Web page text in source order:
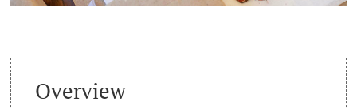
Five reasons for studying in Basel
In My Studies
Overview